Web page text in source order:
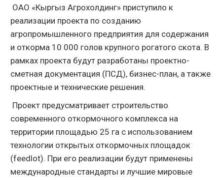
ОАО «Кыргыз Агрохолдинг» приступило к
реализации проекта по созданию
агропромышленного предприятия для содержания
и откорма 10 000 голов крупного рогатого скота. В
рамках проекта будут разработаны проектно-
сметная документация (ПСД), бизнес-план, а также
проектные и технические решения.
Проект предусматривает строительство
современного откормочного комплекса на
территории площадью 25 га с использованием
технологии открытых откормочных площадок
(feedlot). При его реализации будут применены
международные стандарты и лучшие мировые